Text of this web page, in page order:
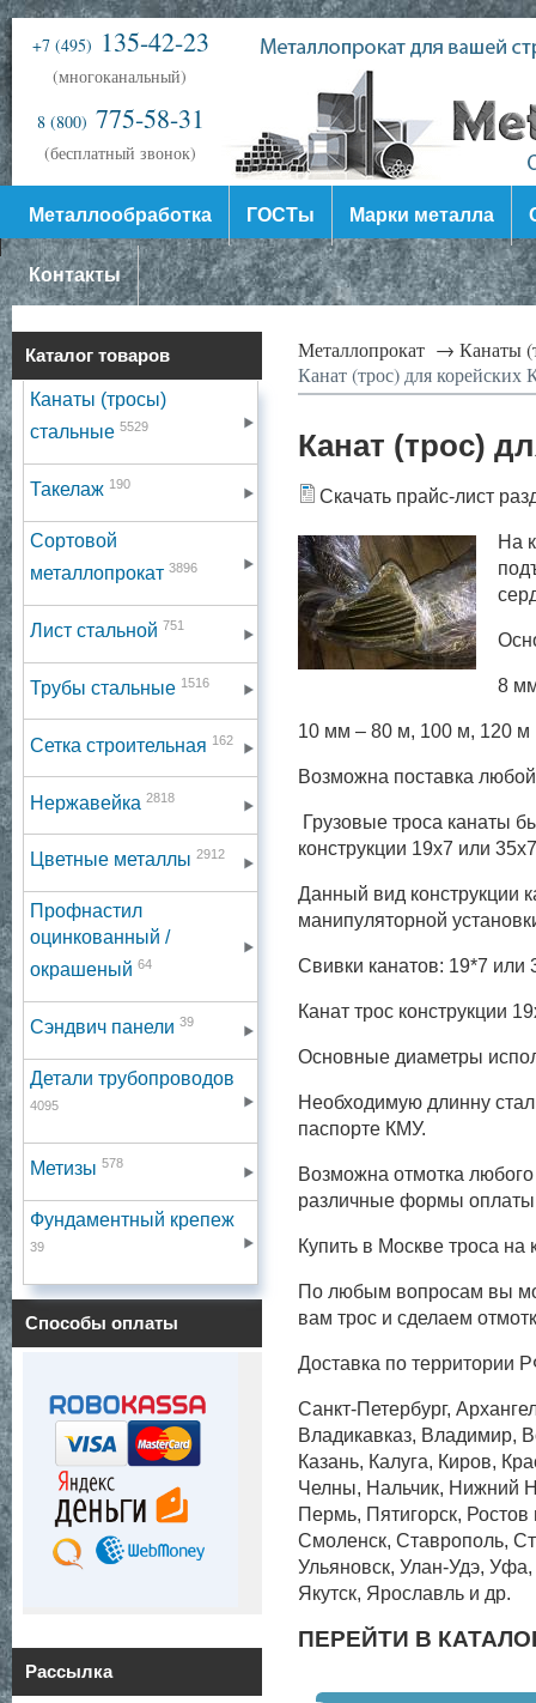
+7 (495) 135-42-23
(многоканальный)
8 (800) 775-58-31
(бесплатный звонок)
Металлообработка ГОСТы Марки металла
Контакты
Каталог товаров
Канаты (тросы)
стальные 5529
Такелаж 190
Сортовой
металлопрокат 3896
Лист стальной 751
Трубы стальные 1516
Сетка строительная 162
Нержавейка 2818
Цветные металлы 2912
Профнастил
оцинкованный /
окрашеный 64
Сэндвич панели 39
Детали трубопроводов
4095
Метизы 578
Фундаментный крепеж
39
Способы оплаты
Рассылка
Металлопрокат → Канаты
Канат (трос) для
Канат (трос)
Скачать прайс-лист
На
8
10 мм – 80 м, 100 м, 120 м
Возможна поставка любой
Грузовые троса канаты
конструкции 19х7 или
Данный вид конструкции
манипуляторной
Свивки канатов: 19*7 или
Канат трос конструкции
Основные диаметры
Необходимую длинну
паспорте КМУ.
Возможна отмотка
различные формы
Купить в Москве троса
По любым вопросам вы
вам трос и сделаем
Доставка по территории
Санкт-Петербург,
Владикавказ, Владимир,
Казань, Калуга, Киров,
Челны, Нальчик, Нижний
Пермь, Пятигорск,
Смоленск, Ставрополь,
Ульяновск, Улан-Удэ,
Якутск, Ярославль и др.
ПЕРЕЙТИ В